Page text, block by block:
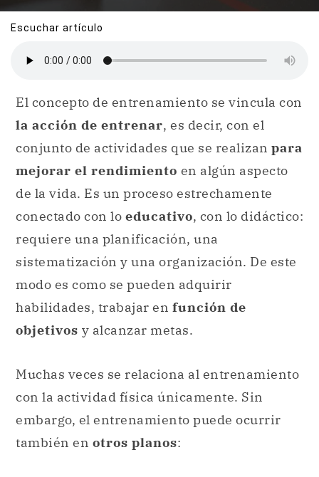
Escuchar artículo
El concepto de entrenamiento se vincula con
la acción de entrenar, es decir, con el
conjunto de actividades que se realizan para
mejorar el rendimiento en algún aspecto
de la vida. Es un proceso estrechamente
conectado con lo educativo, con lo didáctico:
requiere una planificación, una
sistematización y una organización. De este
modo es como se pueden adquirir
habilidades, trabajar en función de
objetivos y alcanzar metas.
Muchas veces se relaciona al entrenamiento
con la actividad física únicamente. Sin
embargo, el entrenamiento puede ocurrir
también en otros planos: